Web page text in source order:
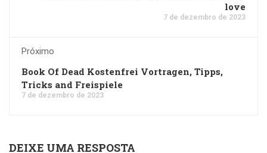
love
7 de dezembro de 2023
Próximo
Book Of Dead Kostenfrei Vortragen, Tipps,
Tricks and Freispiele
7 de dezembro de 2023
DEIXE UMA RESPOSTA